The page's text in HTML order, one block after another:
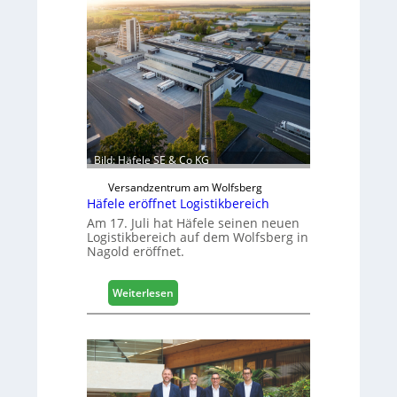
c
h
i
n
e
n
a
u
d
i
g
t
a
i
s
i
e
r
t
s
Bild: Häfele SE & Co KG
Versandzentrum am Wolfsberg
Häfele eröffnet Logistikbereich
Am 17. Juli hat Häfele seinen neuen
Logistikbereich auf dem Wolfsberg in
Nagold eröffnet.
Weiterlesen
H
f
e
l
e